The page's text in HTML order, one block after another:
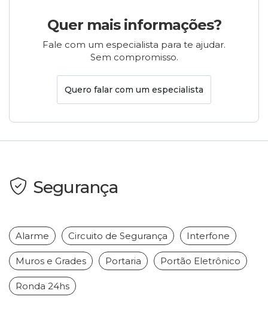
Quer mais informações?
Fale com um especialista para te ajudar.
Sem compromisso.
Quero falar com um especialista
Segurança
Alarme Circuito de Segurança Interfone
Muros e Grades Portaria Portão Eletrônico
Ronda 24hs